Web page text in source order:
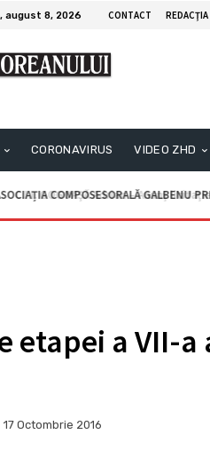
august 8, 2026 CONTACT REDACŢIA
CORONAVIRUS VIDEO ZHD
GOGOAŞĂ Adrian – Anunţ licitaţie
etapei a VII-a
17 Octombrie 2016